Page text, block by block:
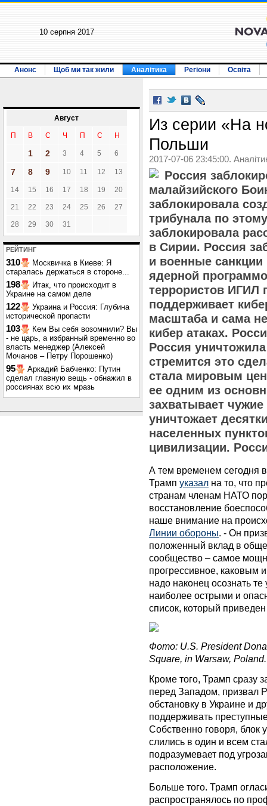
10 серпня 2017
Анонс Щоб ми так жили Аналітика Регіони Освіта
Август
П В С Ч П С Н
1 2 3 4 5 6
7 8 9 10 11 12 13
14 15 16 17 18 19 20
21 22 23 24 25 26 27
28 29 30 31
РЕЙТИНГ
310
Москвичка в Киеве: Я
старалась держаться в стороне...
198
Итак, что происходит в
Украине на самом деле
122
Украина и Россия: Глубина
исторической пропасти
103
Кем Вы себя возомнили? Вы
- не царь, а избранный временно во
власть менеджер (Алексей
Мочанов – Петру Порошенко)
95
Аркадий Бабченко: Путин
сделал главную вещь - обнажил в
россиянах всю их мразь
Из серии «На
Польши
2017-07-06 23:45:00.
Россия
малайзийского
заблокировала
трибунала по
заблокировала
в Сирии. Россия
и военные
ядерной
террористов ИГИЛ
поддерживает
масштаба и сама
кибер атаках.
Россия
стремится это
стала мировым
ее одним из
захватывает
уничтожает
населенных
цивилизации.
А тем временем сегодня
Трамп указал на то, что
странам членам НАТО
восстановление
наше внимание на
Линии обороны. - Он
положенный вклад в
сообщество – самое
прогрессивное, каковым
надо наконец осознать
наиболее острыми и
список, который
Фото: U.S. President
Square, in Warsaw, Poland.
Кроме того, Трамп сразу
перед Западом, призвал
обстановку в Украине и
поддерживать
Собственно говоря, блок
слились в один и всем
подразумевает под
расположение.
Больше того. Трамп
распространялось по